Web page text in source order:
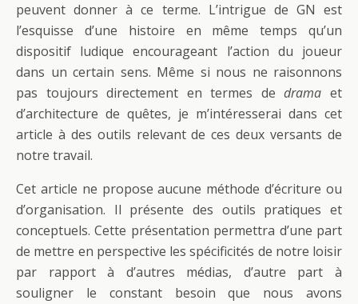
peuvent donner à ce terme. L’intrigue de GN est
l’esquisse d’une histoire en même temps qu’un
dispositif ludique encourageant l’action du joueur
dans un certain sens. Même si nous ne raisonnons
pas toujours directement en termes dedrama et
d’architecture de quêtes, je m’intéresserai dans cet
article à des outils relevant de ces deux versants de
notre travail.
Cet article ne propose aucune méthode d’écriture ou
d’organisation. Il présente des outils pratiques et
conceptuels. Cette présentation permettra d’une part
de mettre en perspective les spécificités de notre loisir
par rapport à d’autres médias, d’autre part à
souligner le constant besoin que nous avons